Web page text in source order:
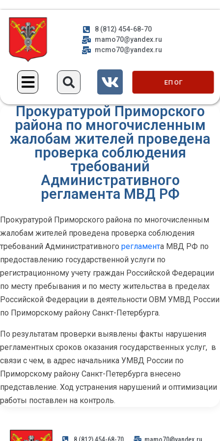
8 (812) 454-68-70
mamo70@yandex.ru
mcmo70@yandex.ru
ЕП ОГ
Прокуратурой Приморского
района по многочисленным
жалобам жителей проведена
проверка соблюдения
требований
Административного
регламента МВД РФ
Прокуратурой Приморского района по многочисленным
жалобам жителей проведена проверка соблюдения
требований Административного регламента МВД РФ по
предоставлению государственной услуги по
регистрационному учету граждан Российской Федерации
по месту пребывания и по месту жительства в пределах
Российской Федерации в деятельности ОВМ УМВД России
по Приморскому району Санкт-Петербурга.
По результатам проверки выявлены факты нарушения
регламентных сроков оказания государственных услуг, в
связи с чем, в адрес начальника УМВД России по
Приморскому району Санкт-Петербурга внесено
представление. Ход устранения нарушений и оптимизации
работы поставлен на контроль.
8 (812) 454-68-70 mamo70@yandex.ru